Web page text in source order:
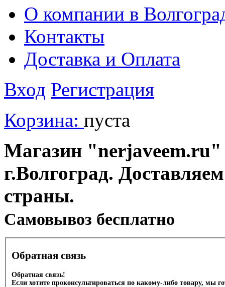
О компании в
Контакты
Доставка и Оплата
Вход Регистрация
Корзина: пуста
Магазин "nerjaveem.ru"
г.Волгоград.
страны.
Cамовывоз бесплатно
Обратная связь
Обратная связь!
Если хотите проконсультироваться по какому-либо товару, мы